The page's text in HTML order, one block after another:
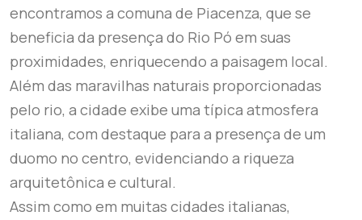
encontramos a comuna de Piacenza, que se
beneficia da presença do Rio Pó em suas
proximidades, enriquecendo a paisagem local.
Além das maravilhas naturais proporcionadas
pelo rio, a cidade exibe uma típica atmosfera
italiana, com destaque para a presença de um
duomo no centro, evidenciando a riqueza
arquitetônica e cultural.
Assim como em muitas cidades italianas,